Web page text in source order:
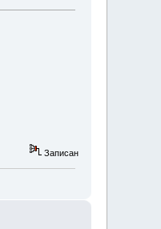
Записан